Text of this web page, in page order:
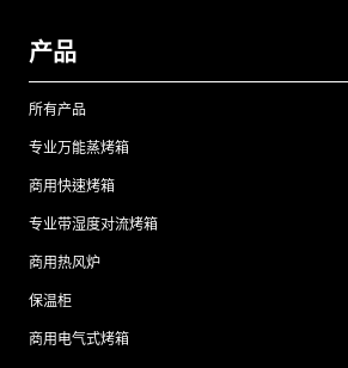
产品
所有产品
专业万能蒸烤箱
商用快速烤箱
专业带湿度对流烤箱
商用热风炉
保温柜
商用电气式烤箱